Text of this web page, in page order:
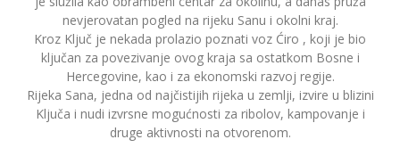
nevjerovatan pogled na rijeku Sanu i okolni kraj.
Kroz Ključ je nekada prolazio poznati voz Ćiro , koji je bio
ključan za povezivanje ovog kraja sa ostatkom Bosne i
Hercegovine, kao i za ekonomski razvoj regije.
Rijeka Sana, jedna od najčistijih rijeka u zemlji, izvire u blizini
Ključa i nudi izvrsne mogućnosti za ribolov, kampovanje i
druge aktivnosti na otvorenom.